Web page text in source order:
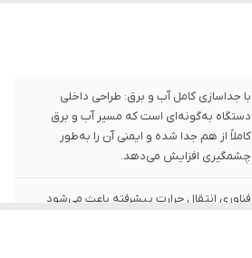
با جداسازی کامل آب و برق: طراحی داخلی
دستگاه به‌گونه‌ای است که مسیر آب و برق
کاملاً از هم جدا شده و ایمنی آن را به‌طور
چشمگیری افزایش می‌دهد.
فناوری انتقال حرارت پیشرفته باعث می‌شود